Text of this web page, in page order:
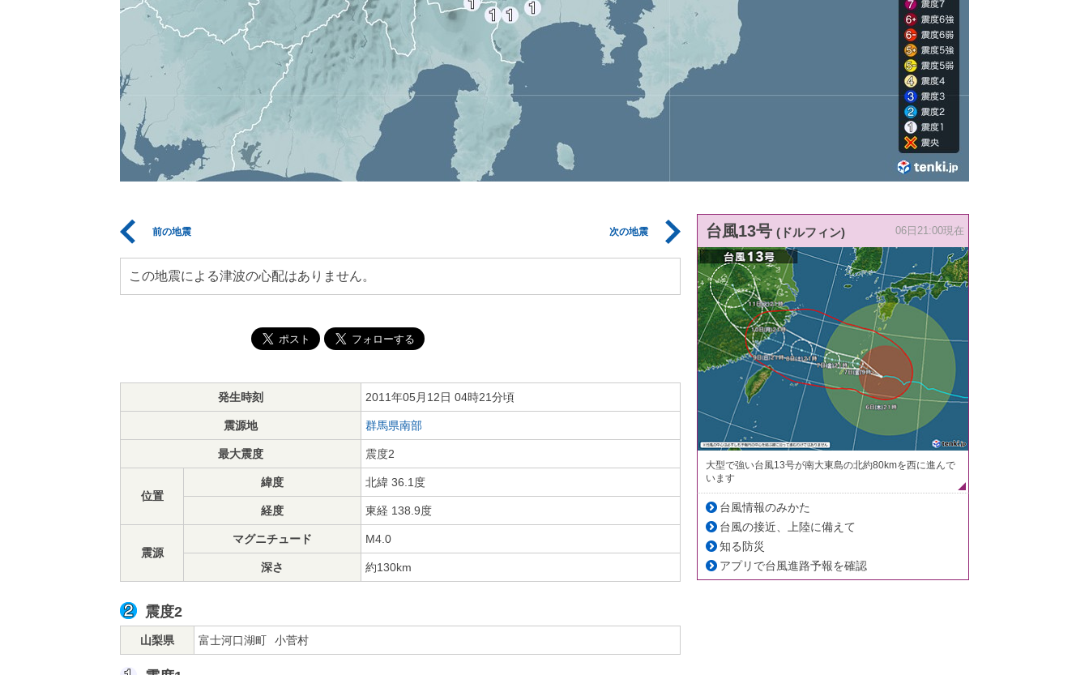
前の地震 次の地震
この地震による津波の心配はありません。
発生時刻 2011年05月12日 04時21分頃
震源地 群馬県南部
最大震度 震度2
位置
緯度 北緯 36.1度
経度 東経 138.9度
震源
マグニチュード M4.0
深さ 約130km
震度2
山梨県 富士河口湖町 小菅村
台風13号 (ドルフィン) 06日21:00現在
大型で強い台風13号が南大東島の北約80kmを西に進んで
います
台風情報のみかた
台風の接近、上陸に備えて
知る防災
アプリで台風進路予報を確認